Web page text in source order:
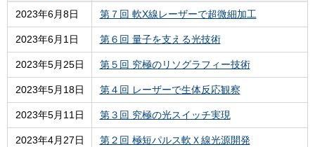
2023年6月8日 第７回 軟X線レーザーで超微細加工
2023年6月1日 第６回 量子を支える光技術
2023年5月25日 第５回 究極のリソグラフィー技術
2023年5月18日 第４回 レーザーで生体反応観察
2023年5月11日 第３回 究極の光スイッチ実現
2023年4月27日 第２回 極短パルス軟Ｘ線光源開発